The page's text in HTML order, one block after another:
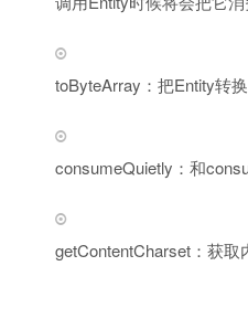
toByteArray：把Entity转
consumeQuietly：和
getContentCharset：获取